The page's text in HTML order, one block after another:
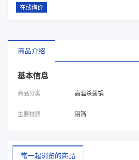
在线询价
商品介绍
基本信息
商品分类 高温杀菌锅
主要材质 铝箔
常一起浏览的商品